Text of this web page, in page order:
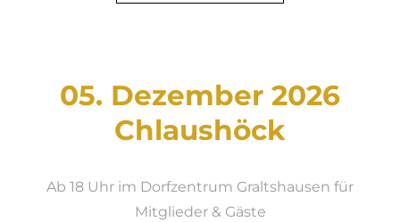
05. Dezember 2026
Chlaushöck
Ab 18 Uhr im Dorfzentrum Graltshausen ​für
Mitglieder & Gäste​